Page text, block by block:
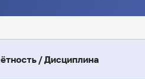
/ Дисциплина